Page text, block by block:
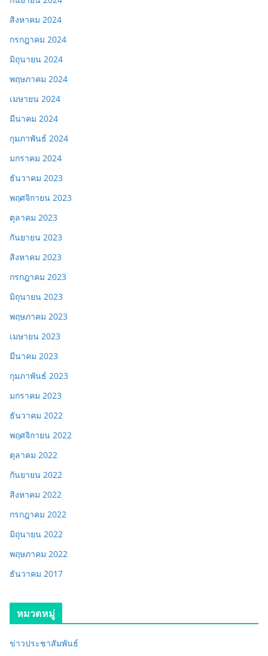
สิงหาคม 2024
กรกฎาคม 2024
มิถุนายน 2024
พฤษภาคม 2024
เมษายน 2024
มีนาคม 2024
กุมภาพันธ์ 2024
มกราคม 2024
ธันวาคม 2023
พฤศจิกายน 2023
ตุลาคม 2023
กันยายน 2023
สิงหาคม 2023
กรกฎาคม 2023
มิถุนายน 2023
พฤษภาคม 2023
เมษายน 2023
มีนาคม 2023
กุมภาพันธ์ 2023
มกราคม 2023
ธันวาคม 2022
พฤศจิกายน 2022
ตุลาคม 2022
กันยายน 2022
สิงหาคม 2022
กรกฎาคม 2022
มิถุนายน 2022
พฤษภาคม 2022
ธันวาคม 2017
หมวดหมู่
ข่าวประชาสัมพันธ์